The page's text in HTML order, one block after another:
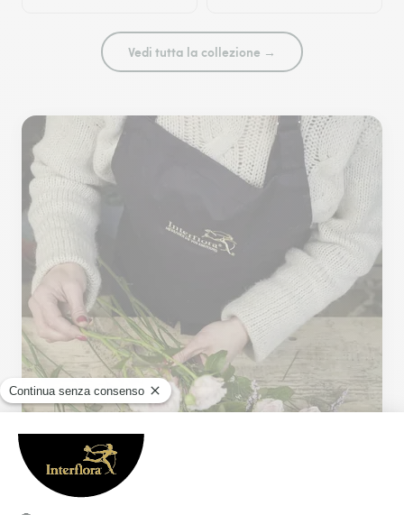
Vedi tutta la collezione →